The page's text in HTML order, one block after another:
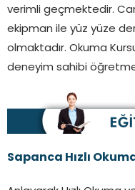
verimli geçmektedir.
ekipman ile yüz yüze
olmaktadır. Okuma
deneyim sahibi
Sapanca Hızlı